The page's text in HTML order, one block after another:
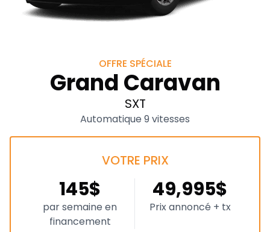
OFFRE SPÉCIALE
Grand Caravan
SXT
Automatique 9 vitesses
VOTRE PRIX
145$
par semaine en
financement
49,995$
Prix annoncé + tx